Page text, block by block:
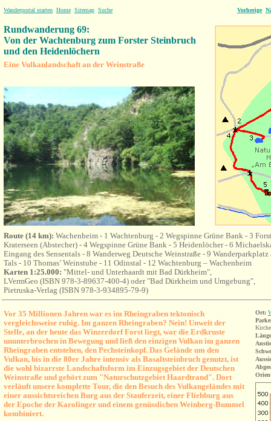
Wanderportal starten Home Sitemap Suche Vorherige
Rundwanderung 69:
Von der Wachtenburg zum Forster Steinbruch
und den Heidenlöchern
Eine Vulkanlandschaft an der Weinstraße
Route (14 km): Wachenheim - 1 Wachtenburg - 2 Wegspinne Grüne Bank - 3
Kraterseen (Abstecher) - 4 Wegspinne Grüne Bank - 5 Heidenlöcher - 6
Eingang des Sensentals - 8 Wanderweg Deutsche Weinstraße - 9
Tals - 10 Thomas’ Weinstube - 11 Odinstal - 12 Wachtenburg – Wachenheim
Karten 1:25.000: "Mittel- und Unterhaardt mit Bad Dürkheim",
LVermGeo (ISBN 978-3-89637-400-4) oder "Bad Dürkheim und Umgebung",
Pietruska-Verlag (ISBN 978-3-934895-79-9)
Vor 35 Millionen Jahren war es im Rheingraben tektonisch
vergleichsweise ruhig. Im ganzen Rheingraben? Nein! Unweit der
Stelle, an der heute das Winzerdorf Forst liegt, war die Erdkruste
ununterbrochen in Bewegung und ließ den einzigen Vulkan im ganzen
Rheingraben entstehen, den Pechsteinkopf. Das Gelände um den
Vulkan, bis in die 80er Jahre intensiv als Basaltsteinbruch genutzt, ist
die wohl bizarrste Landschaftsform im Einzugsgebiet der Deutschen
Weinstraße und gehört zum "Naturschutzgebiet Haardtrand". Dort
verläuft unsere komplette Tour, die den Besuch des Vulkangeländes mit
einer aussichtsreichen Burg aus der Stauferzeit, einer Fliehburg aus
der Epoche der Karolinger und einem genüsslichen Weinberg-Bummel
kombiniert.
Ort: